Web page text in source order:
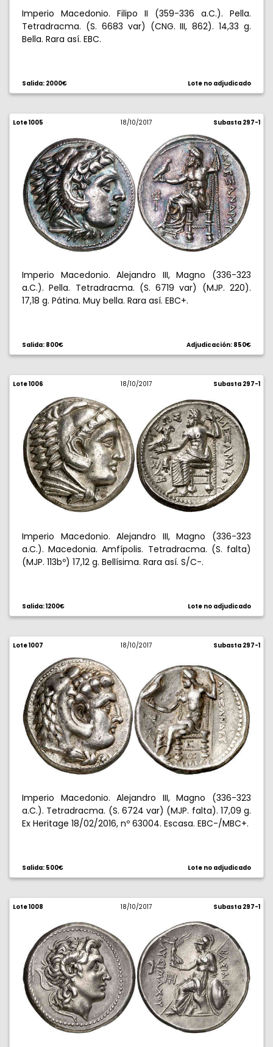
Imperio Macedonio. Filipo II (359-336 a.C.). Pella.
Tetradracma. (S. 6683 var) (CNG. III, 862). 14,33 g.
Bella. Rara así. EBC.
Salida: 2000€ Lote no adjudicado
Lote 1005 18/10/2017 Subasta 297-1
Imperio Macedonio. Alejandro III, Magno (336-323
a.C.). Pella. Tetradracma. (S. 6719 var) (MJP. 220).
17,18 g. Pátina. Muy bella. Rara así. EBC+.
Salida: 800€ Adjudicación: 850€
Lote 1006 18/10/2017 Subasta 297-1
Imperio Macedonio. Alejandro III, Magno (336-323
a.C.). Macedonia. Amfípolis. Tetradracma. (S. falta)
(MJP. 113bº) 17,12 g. Bellísima. Rara así. S/C-.
Salida: 1200€ Lote no adjudicado
Lote 1007 18/10/2017 Subasta 297-1
Imperio Macedonio. Alejandro III, Magno (336-323
a.C.). Tetradracma. (S. 6724 var) (MJP. falta). 17,09 g.
Ex Heritage 18/02/2016, nº 63004. Escasa. EBC-/MBC+.
Salida: 500€ Lote no adjudicado
Lote 1008 18/10/2017 Subasta 297-1